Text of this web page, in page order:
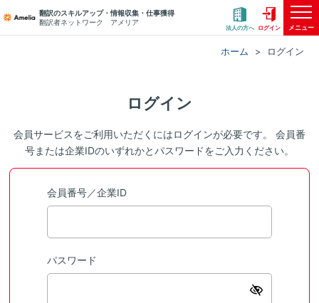
翻訳のスキルアップ・情報収集・仕事獲得
翻訳者ネットワーク アメリア
法人の方へ ログイン メニュー
ホーム ログイン
ログイン
会員サービスをご利用いただくにはログインが必要です。 会員番
号または企業IDのいずれかとパスワードをご入力ください。
会員番号／企業ID
パスワード